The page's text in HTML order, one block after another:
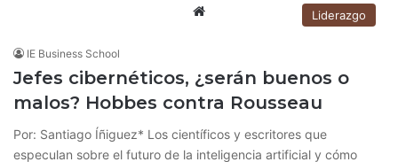
b
Liderazgo
IE Business School
Jefes cibernéticos, ¿serán buenos o
malos? Hobbes contra Rousseau
Por: Santiago Íñiguez* Los científicos y escritores que
especulan sobre el futuro de la inteligencia artificial y cómo